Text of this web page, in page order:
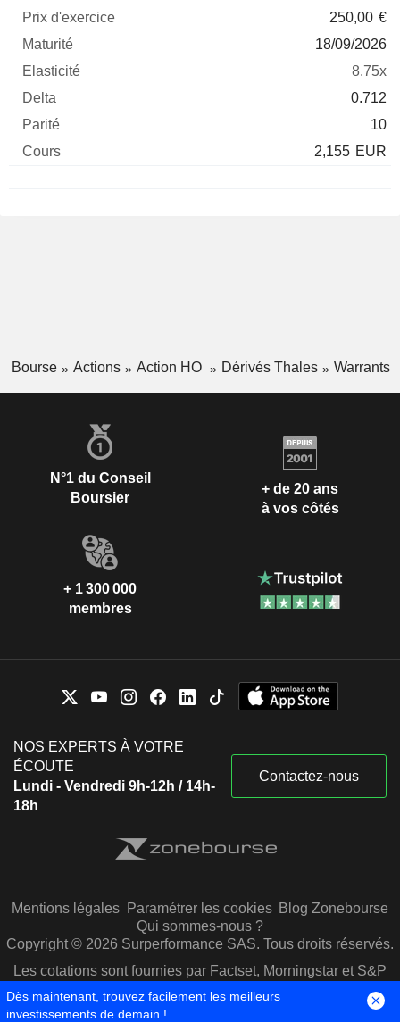
250,00 €
18/09/2026
8.75x
0.712
10
2,155 EUR
Bourse Actions Action HO Dérivés Thales Warrants
N°1 du Conseil
Boursier
+ de 20 ans
à vos côtés
+ 1 300 000
membres
NOS EXPERTS À VOTRE
ÉCOUTE
Lundi - Vendredi 9h-12h / 14h-
18h
Contactez-nous
Mentions légales Paramétrer les cookies Blog Zonebourse
Qui sommes-nous ?
Copyright © 2026 Surperformance SAS. Tous droits réservés.
Les cotations sont fournies par Factset, Morningstar et S&P
Capital IQ
Dès maintenant, trouvez facilement les meilleurs
investissements de demain !